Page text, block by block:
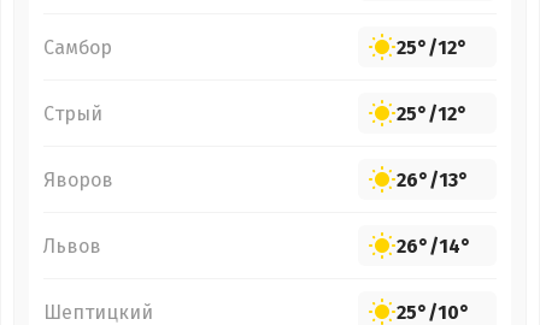
Самбор 25°/12°
Стрый 25°/12°
Яворов 26°/13°
Львов 26°/14°
Шептицкий 25°/10°